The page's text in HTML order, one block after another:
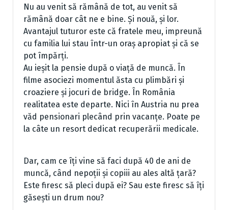
Nu au venit să rămână de tot, au venit să
rămână doar cât ne e bine. Și nouă, și lor.
Avantajul tuturor este că fratele meu, impreună
cu familia lui stau într-un oraș apropiat și că se
pot împărți.
Au ieșit la pensie după o viață de muncă. În
filme asociezi momentul ăsta cu plimbări și
croaziere și jocuri de bridge. În România
realitatea este departe. Nici în Austria nu prea
văd pensionari plecând prin vacanțe. Poate pe
la câte un resort dedicat recuperării medicale.
Dar, cam ce îți vine să faci după 40 de ani de
muncă, când nepoții și copiii au ales altă țară?
Este firesc să pleci după ei? Sau este firesc să îți
găsești un drum nou?